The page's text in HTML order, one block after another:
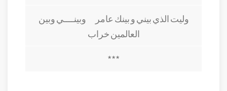
وليت الذي بيني و بينك عامر وبينــــي وبين
العالمين خراب
***